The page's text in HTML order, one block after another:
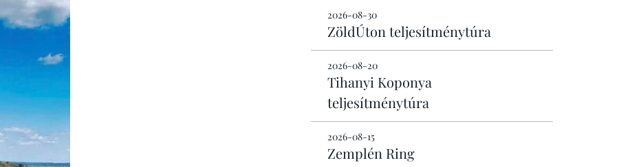
2026-08-30
ZöldÚton teljesítménytúra
2026-08-20
Tihanyi Koponya
teljesítménytúra
2026-08-15
Zemplén Ring